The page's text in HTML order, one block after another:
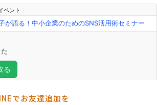
でお友達追加を